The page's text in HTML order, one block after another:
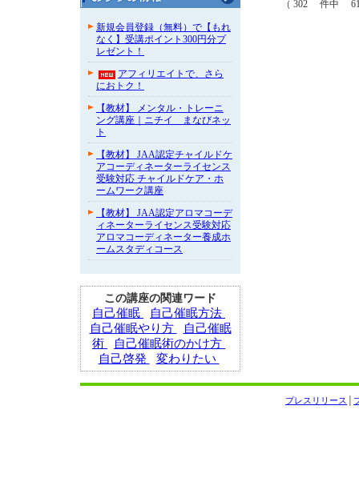
新規会員登録（無料）で【もれ
なく】受講ポイント300円分プ
レゼント！
アフィリエイトで、さら
におトク！
【教材】 メンタル・トレーニ
ング講座｜ニチイ まなびネッ
ト
【教材】 JAA認定チャイルドケ
アコーディネーターライセンス
受験対応 チャイルドケア・ホ
ームワーク講座
【教材】 JAA認定アロマコーデ
ィネーターライセンス受験対応
アロマコーディネーター養成ホ
ームスタディコース
この講座の関連ワード
自己催眠
自己催眠方法
自己催眠やり方
自己催眠
術
自己催眠術のかけ方
自己啓発
変わりたい
（ 302 件中
プレスリリース